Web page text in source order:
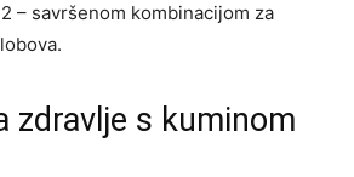
– savršenom kombinacijom za
zdravlje s kuminom